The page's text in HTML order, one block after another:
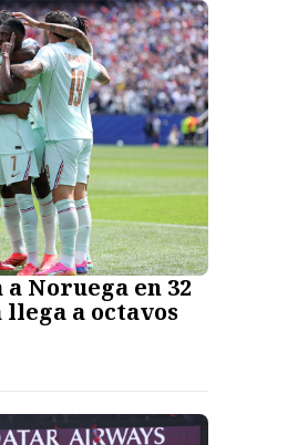
Noruega en 32
a octavos